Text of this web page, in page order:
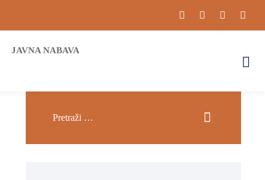
JAVNA NABAVA